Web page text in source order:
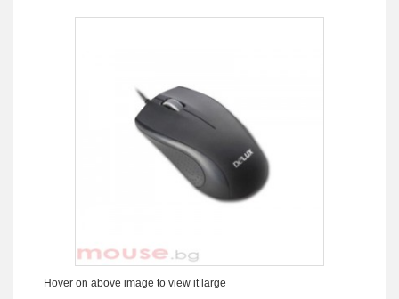
Hover on above image to view it large